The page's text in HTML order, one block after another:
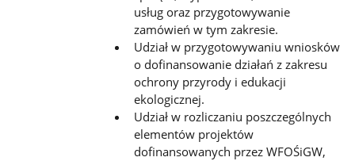
usług oraz przygotowywanie
zamówień w tym zakresie.
Udział w przygotowywaniu wniosków
o dofinansowanie działań z zakresu
ochrony przyrody i edukacji
ekologicznej.
Udział w rozliczaniu poszczególnych
elementów projektów
dofinansowanych przez WFOŚiGW,